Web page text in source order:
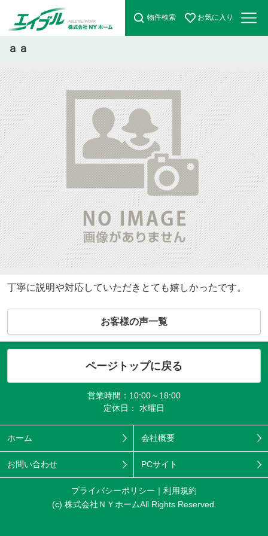
物件検索 お気に入り
ａａ
丁寧に説明や対応していただきとても嬉しかったです。
お客様の声一覧
ページトップに戻る
営業時間：10:00～18:00
定休日： 水曜日
ホーム 会社概要
お問い合わせ PCサイト
プライバシーポリシー
利用規約
(c) 株式会社ＮＹホームAll Rights Reserved.